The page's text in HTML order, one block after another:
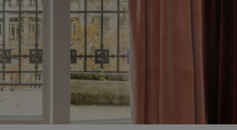
d’acheminement de notre entrepôt à votre domicile
choisie.
Les retours sont acceptés dans les 14 jours
commande.